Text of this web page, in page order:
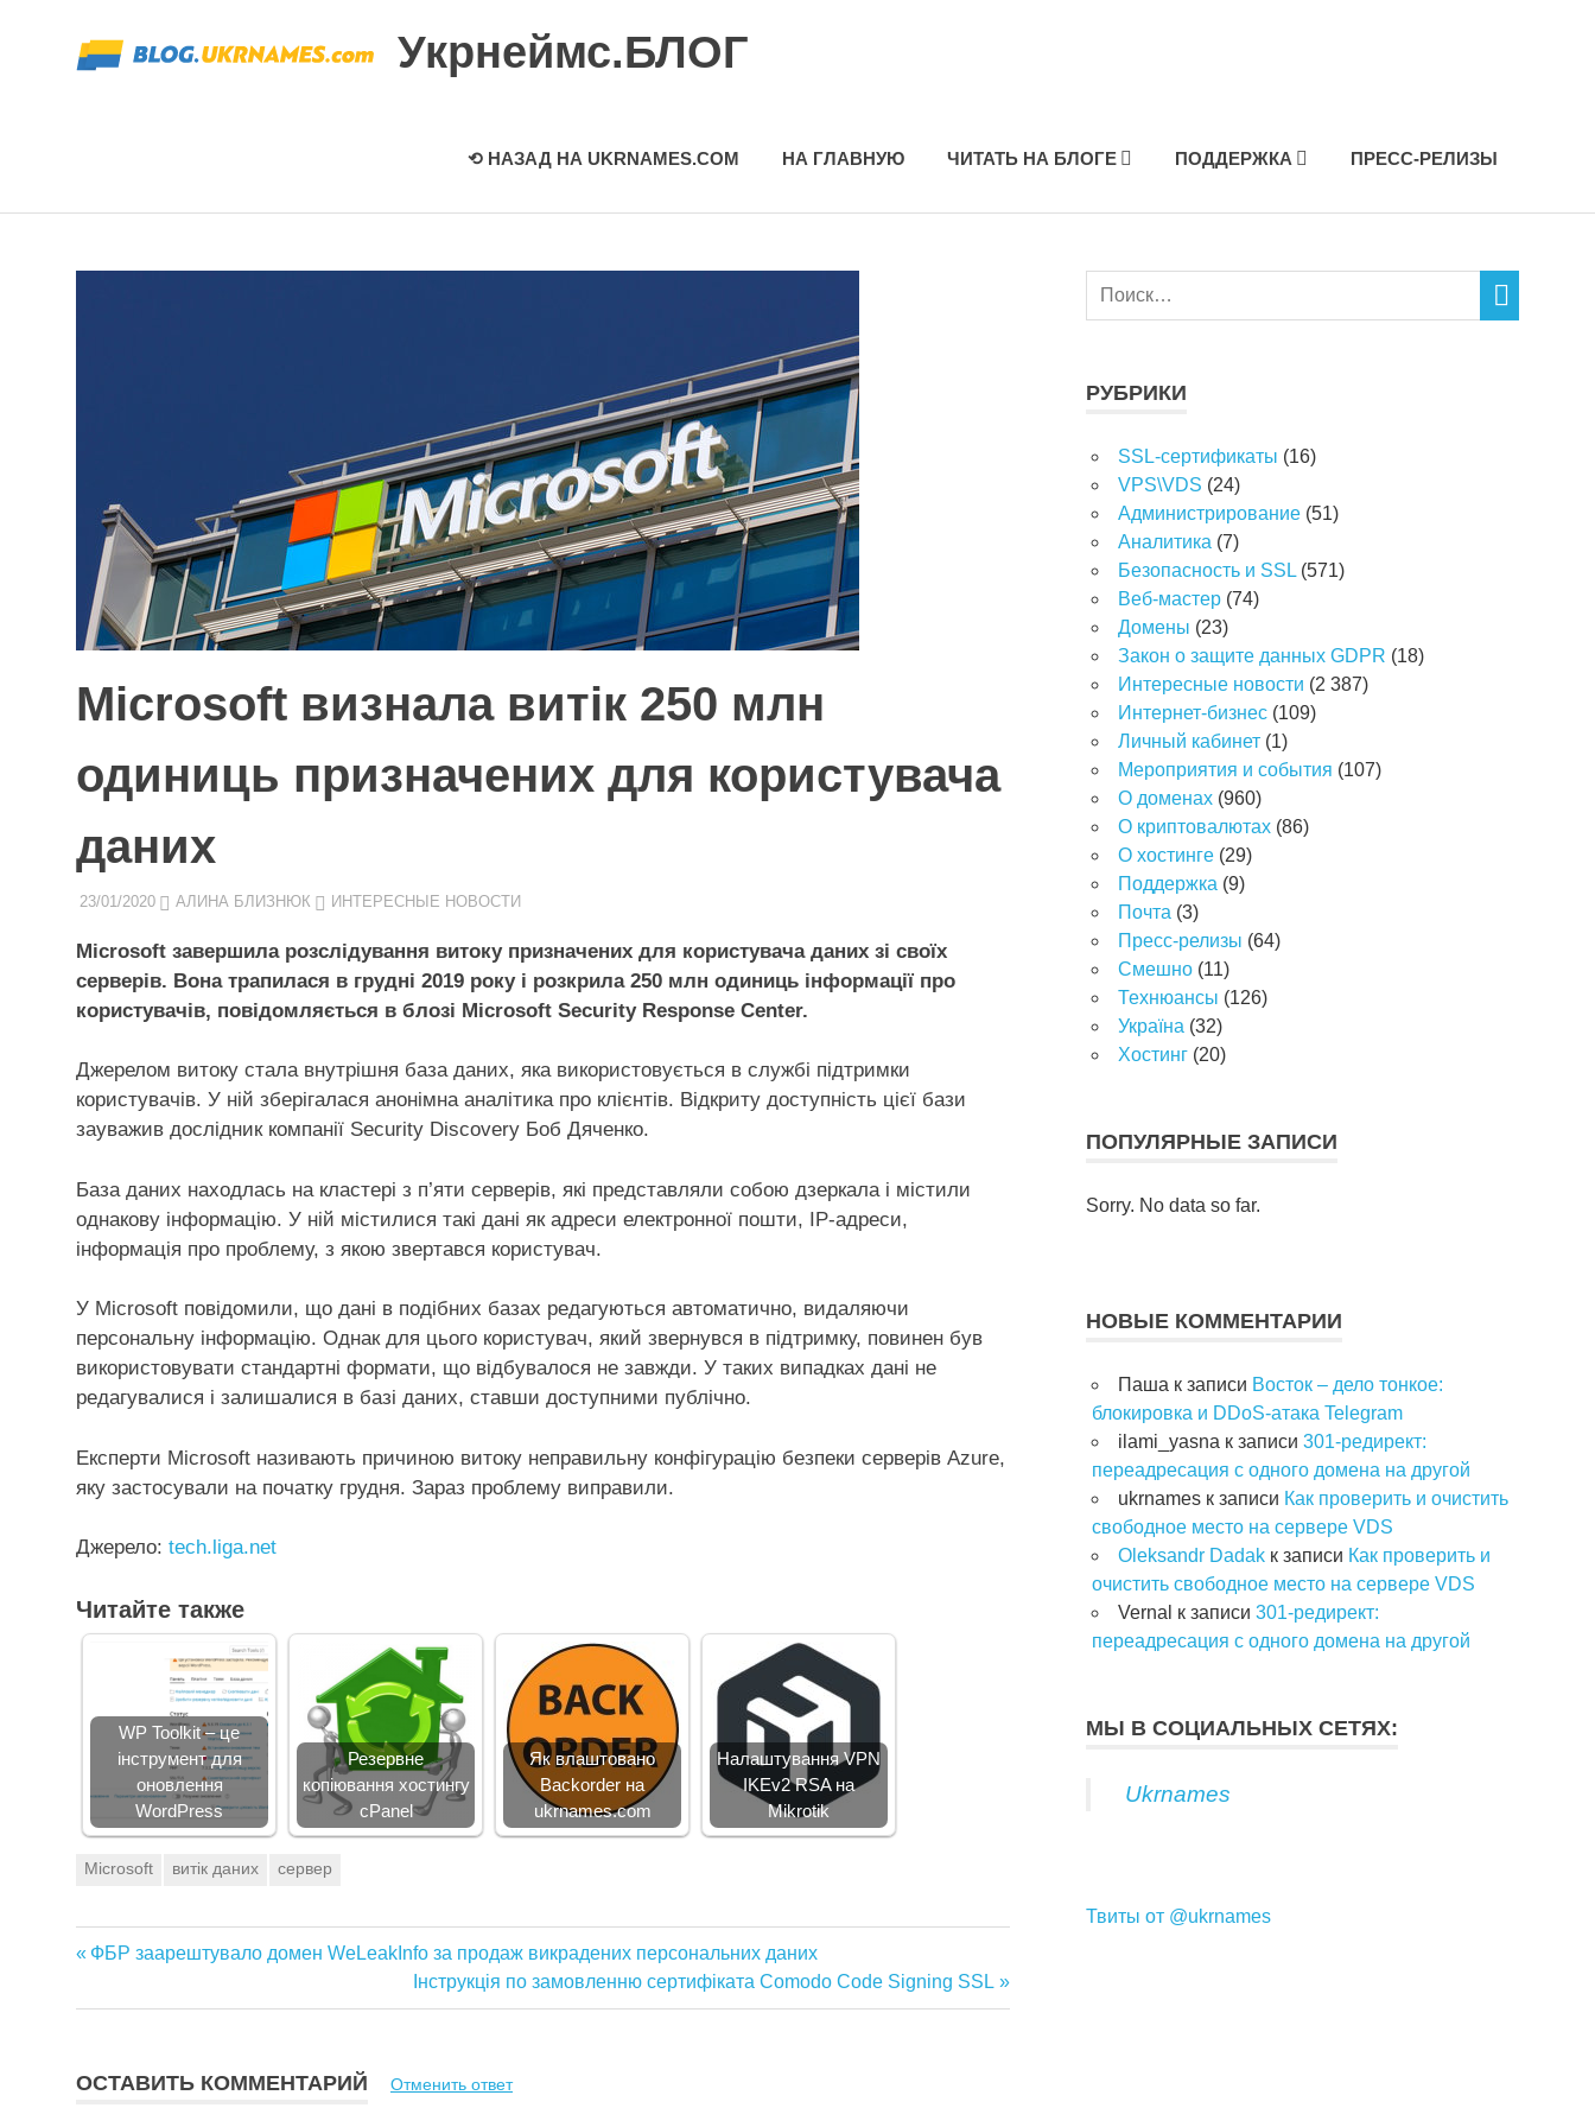
содержимому
Укрнеймс.БЛОГ
⟲ НАЗАД НА UKRNAMES.COM НА ГЛАВНУЮ ЧИТАТЬ НА БЛОГЕ ПОДДЕРЖКА ПРЕСС-РЕЛИЗЫ
Microsoft визнала витік 250 млн
одиниць призначених для користувача
даних
23/01/2020 АЛИНА БЛИЗНЮК ИНТЕРЕСНЫЕ НОВОСТИ
Microsoft завершила розслідування витоку призначених для користувача даних зі своїх
серверів. Вона трапилася в грудні 2019 року і розкрила 250 млн одиниць інформації про
користувачів, повідомляється в блозі Microsoft Security Response Center.
Джерелом витоку стала внутрішня база даних, яка використовується в службі підтримки
користувачів. У ній зберігалася анонімна аналітика про клієнтів. Відкриту доступність цієї бази
зауважив дослідник компанії Security Discovery Боб Дяченко.
База даних находлась на кластері з п’яти серверів, які представляли собою дзеркала і містили
однакову інформацію. У ній містилися такі дані як адреси електронної пошти, IP-адреси,
інформація про проблему, з якою звертався користувач.
У Microsoft повідомили, що дані в подібних базах редагуються автоматично, видаляючи
персональну інформацію. Однак для цього користувач, який звернувся в підтримку, повинен був
використовувати стандартні формати, що відбувалося не завжди. У таких випадках дані не
редагувалися і залишалися в базі даних, ставши доступними публічно.
Експерти Microsoft називають причиною витоку неправильну конфігурацію безпеки серверів Azure,
яку застосували на початку грудня. Зараз проблему виправили.
Джерело: tech.liga.net
Читайте также
WP Toolkit – це
інструмент для
оновлення
WordPress
Резервне
копіювання хостингу
cPanel
Як влаштовано
Backorder на
ukrnames.com
Налаштування VPN
IKEv2 RSA на
Mikrotik
Microsoft витік даних сервер
записям
Предыдущая
ФБР заарештувало домен WeLeakInfo за продаж викрадених персональних даних
Следующая
запись:
Інструкція по замовленню сертифіката Comodo Code Signing SSL
ОСТАВИТЬ КОММЕНТАРИЙ Отменить ответ
РУБРИКИ
SSL-сертификаты (16)
VPS\VDS (24)
Администрирование (51)
Аналитика (7)
Безопасность и SSL (571)
Веб-мастер (74)
Домены (23)
Закон о защите данных GDPR (18)
Интересные новости (2 387)
Интернет-бизнес (109)
Личный кабинет (1)
Мероприятия и события (107)
О доменах (960)
О криптовалютах (86)
О хостинге (29)
Поддержка (9)
Почта (3)
Пресс-релизы (64)
Смешно (11)
Технюансы (126)
Україна (32)
Хостинг (20)
ПОПУЛЯРНЫЕ ЗАПИСИ
Sorry. No data so far.
НОВЫЕ КОММЕНТАРИИ
Паша к записи Восток – дело тонкое:
блокировка и DDoS-атака Telegram
ilami_yasna к записи 301-редирект:
переадресация с одного домена на другой
ukrnames к записи Как проверить и очистить
свободное место на сервере VDS
Oleksandr Dadak к записи Как проверить и
очистить свободное место на сервере VDS
Vernal к записи 301-редирект:
переадресация с одного домена на другой
МЫ В СОЦИАЛЬНЫХ СЕТЯХ:
Ukrnames
Твиты от @ukrnames